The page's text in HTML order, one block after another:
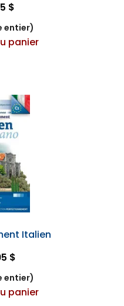
$
entier)
panier
Italien
$
entier)
panier